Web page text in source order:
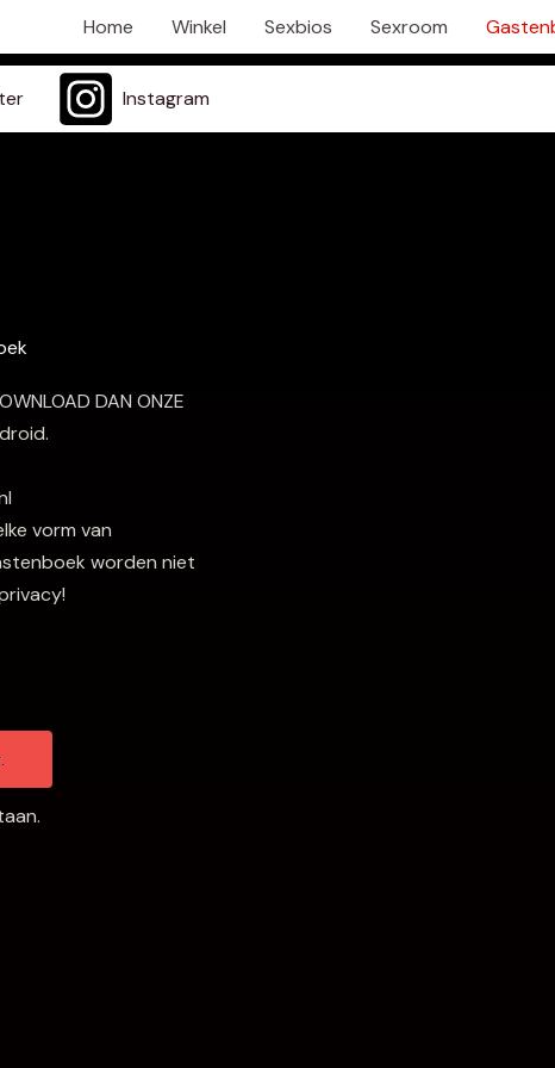
Home Winkel Sexbios Sexroom
Instagram
DAN ONZE
vorm van
worden niet